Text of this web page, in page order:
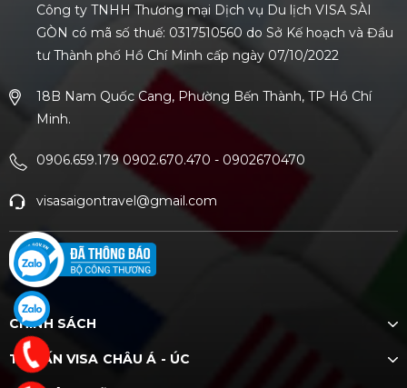
Công ty TNHH Thương mại Dịch vụ Du lịch VISA SÀI
GÒN có mã số thuế: 0317510560 do Sở Kế hoạch và Đầu
tư Thành phố Hồ Chí Minh cấp ngày 07/10/2022
18B Nam Quốc Cang, Phường Bến Thành, TP Hồ Chí
Minh.
0906.659.179 0902.670.470 - 0902670470
visasaigontravel@gmail.com
CHÍNH SÁCH
TƯ VẤN VISA CHÂU Á - ÚC